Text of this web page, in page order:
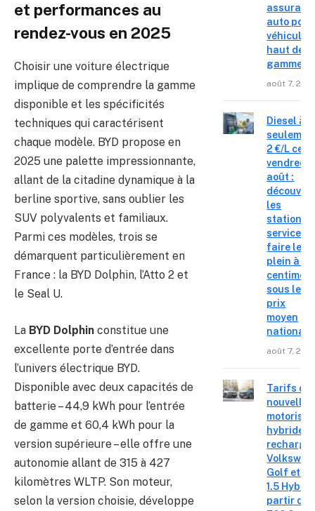
et performances au
rendez-vous en 2025
Choisir une voiture électrique
implique de comprendre la gamme
disponible et les spécificités
techniques qui caractérisent
chaque modèle. BYD propose en
2025 une palette impressionnante,
allant de la citadine dynamique à la
berline sportive, sans oublier les
SUV polyvalents et familiaux.
Parmi ces modèles, trois se
démarquent particulièrement en
France : la BYD Dolphin, l’Atto 2 et
le Seal U.
La BYD Dolphin constitue une
excellente porte d’entrée dans
l’univers électrique BYD.
Disponible avec deux capacités de
batterie – 44,9 kWh pour l’entrée
de gamme et 60,4 kWh pour la
version supérieure – elle offre une
autonomie allant de 315 à 427
kilomètres WLTP. Son moteur,
selon la version choisie, développe
auto pour
véhicules
haut de
gamme
août 7,
Diesel à
2 €/L ce
vendredi
août :
les
stations-
service où
faire le
plein à 19
centimes
sous le
prix
moyen
national
août 7,
Tarifs
nouvelles
hybrides
Golf et T-
1.5 Hybrid
partir de